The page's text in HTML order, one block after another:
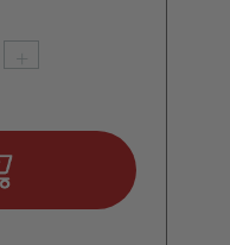
+